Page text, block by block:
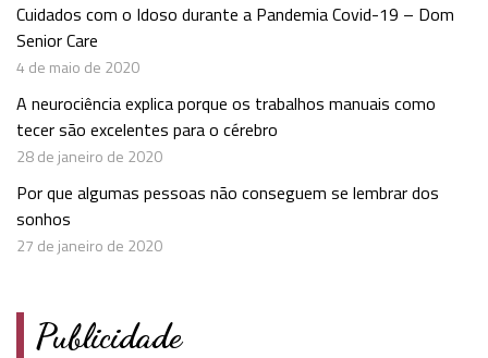
Cuidados com o Idoso durante a Pandemia Covid-19 – Dom
Senior Care
4 de maio de 2020
A neurociência explica porque os trabalhos manuais como
tecer são excelentes para o cérebro
28 de janeiro de 2020
Por que algumas pessoas não conseguem se lembrar dos
sonhos
27 de janeiro de 2020
Publicidade